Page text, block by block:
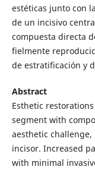
estéticas junto con
de un incisivo
compuesta directa
fielmente
de estratificación y
Abstract
Esthetic
segment with
aesthetic
incisor. Increased
with minimal